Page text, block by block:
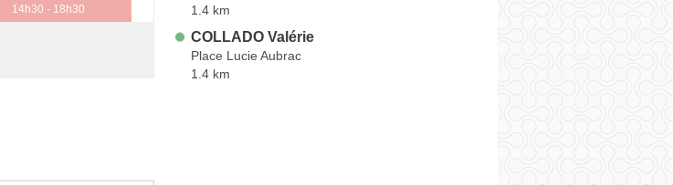
14h30 - 18h30
1.4 km
COLLADO Valérie
Place Lucie Aubrac
1.4 km